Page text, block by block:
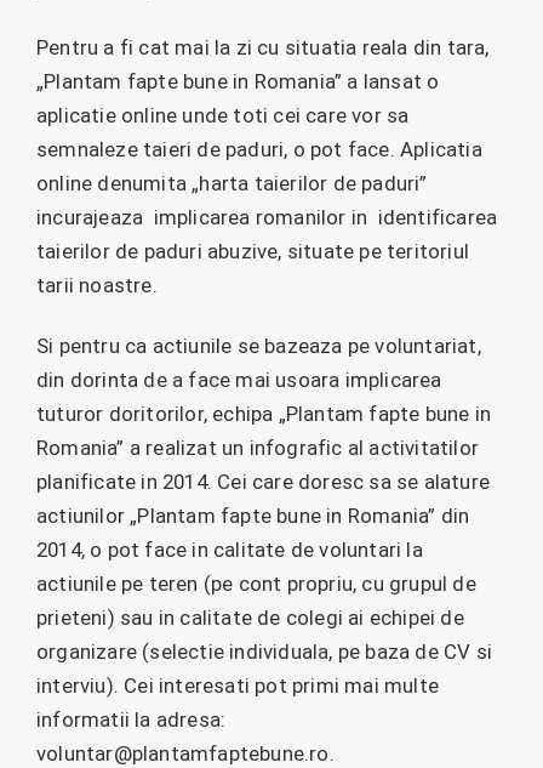
Pentru a fi cat mai la zi cu situatia reala din tara,
„Plantam fapte bune in Romania” a lansat o
aplicatie online unde toti cei care vor sa
semnaleze taieri de paduri, o pot face. Aplicatia
online denumita „harta taierilor de paduri”
incurajeaza implicarea romanilor in identificarea
taierilor de paduri abuzive, situate pe teritoriul
tarii noastre.
Si pentru ca actiunile se bazeaza pe voluntariat,
din dorinta de a face mai usoara implicarea
tuturor doritorilor, echipa „Plantam fapte bune in
Romania” a realizat un infografic al activitatilor
planificate in 2014. Cei care doresc sa se alature
actiunilor „Plantam fapte bune in Romania” din
2014, o pot face in calitate de voluntari la
actiunile pe teren (pe cont propriu, cu grupul de
prieteni) sau in calitate de colegi ai echipei de
organizare (selectie individuala, pe baza de CV si
interviu). Cei interesati pot primi mai multe
informatii la adresa:
voluntar@plantamfaptebune.ro.